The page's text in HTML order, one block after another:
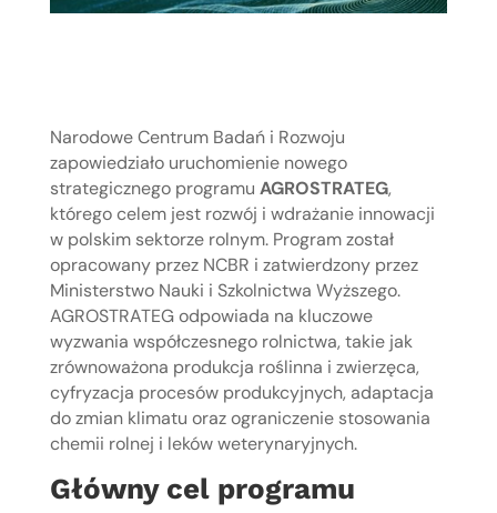
Narodowe Centrum Badań i Rozwoju
zapowiedziało uruchomienie nowego
strategicznego programu AGROSTRATEG,
którego celem jest rozwój i wdrażanie innowacji
w polskim sektorze rolnym. Program został
opracowany przez NCBR i zatwierdzony przez
Ministerstwo Nauki i Szkolnictwa Wyższego.
AGROSTRATEG odpowiada na kluczowe
wyzwania współczesnego rolnictwa, takie jak
zrównoważona produkcja roślinna i zwierzęca,
cyfryzacja procesów produkcyjnych, adaptacja
do zmian klimatu oraz ograniczenie stosowania
chemii rolnej i leków weterynaryjnych.
Główny cel programu